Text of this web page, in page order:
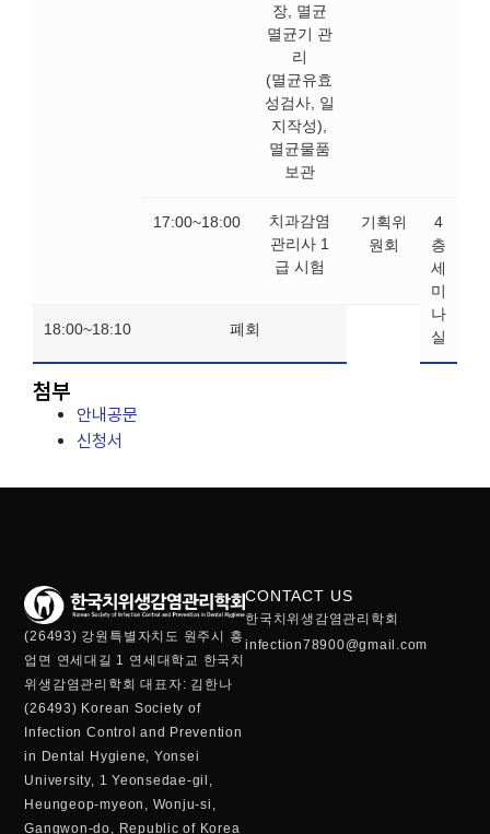
장, 멸균
멸균기 관
리
(멸균유효
성검사, 일
지작성),
멸균물품
보관
17:00~18:00
치과감염
관리사 1
급 시험
기획위
원회
4
층
세
미
나
실
18:00~18:10 폐회
첨부
안내공문
신청서
(26493) 강원특별자치도 원주시 흥
업면 연세대길 1 연세대학교 한국치
위생감염관리학회 대표자: 김한나
(26493) Korean Society of
Infection Control and Prevention
in Dental Hygiene, Yonsei
University, 1 Yeonsedae-gil,
Heungeop-myeon, Wonju-si,
Gangwon-do, Republic of Korea
CONTACT US
한국치위생감염관리학회
infection78900@gmail.com